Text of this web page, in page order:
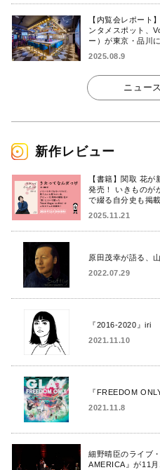
【内覧会レポート
ンタメスポット、
ー）が東京・品川
2025.08.9
ニュー
新作レビュー
【書籍】関取 花
発売！ いきものが
で綴る自分史も掲
2025.11.21
原田茂幸が語る、
2022.07.29
『2016-2020』iri
2021.11.10
『FREEDOM
2021.11.8
細野晴臣のライブ
AMERICA』が11